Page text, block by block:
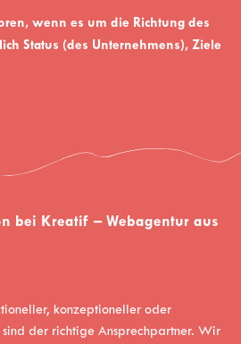
wenn es um die Richtung des
Status (des Unternehmens), Ziele
bei Kreatif – Webagentur aus
konzeptioneller oder
der richtige Ansprechpartner. Wir